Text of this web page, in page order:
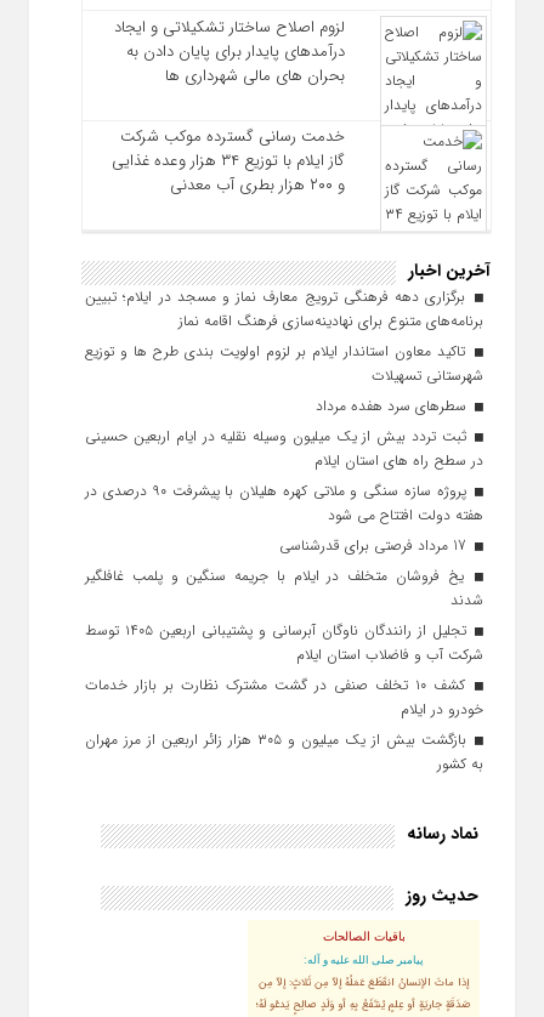
لزوم اصلاح ساختار تشکیلاتی و ایجاد
درآمدهای پایدار برای پایان دادن به
بحران‌ های مالی شهرداری‌ ها
خدمت رسانی گسترده موکب شرکت
گاز ایلام با توزیع ۳۴ هزار وعده غذایی
و ۲۰۰ هزار بطری آب معدنی
آخرین اخبار
برگزاری دهه فرهنگی ترویج معارف نماز و مسجد در ایلام؛ تبیین
برنامه‌های متنوع برای نهادینه‌سازی فرهنگ اقامه نماز
تاکید معاون استاندار ایلام بر لزوم اولویت‌ بندی طرح‌ ها و توزیع
شهرستانی تسهیلات
سطرهای سرد هفده مرداد
ثبت تردد بیش از یک میلیون وسیله نقلیه در ایام اربعین حسینی
در سطح راه‌ های استان ایلام
پروژه سازه سنگی و ملاتی کهره هلیلان با پیشرفت ۹۰ درصدی در
هفته دولت افتتاح می شود
یخ‌ فروشان متخلف در ایلام با جریمه سنگین و پلمب غافلگیر
شدند
تجلیل از رانندگان ناوگان آبرسانی و پشتیبانی اربعین ۱۴۰۵ توسط
شرکت آب و فاضلاب استان ایلام
کشف ۱۰ تخلف صنفی در گشت مشترک نظارت بر بازار خدمات
خودرو در ایلام
بازگشت بیش از یک میلیون و ۳۰۵ هزار زائر اربعین از مرز مهران
به کشور
نماد رسانه
حدیث روز
باقیات الصالحات
پيامبر صلى‏ الله‏ عليه ‏و‏ آله:
إذا ماتَ الإنسانُ انقَطَعَ عَمَلُهُ إلاّ مِن ثَلاثٍ: إلاّ مِن
صَدَقَةٍ جاريَةٍ أو عِلمٍ يُنتَفَعُ بِهِ أو وَلَدٍ صالِحٍ يَدعُو لَهُ؛